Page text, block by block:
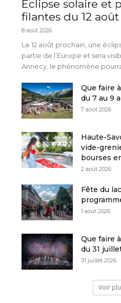
Éclipse solaire et
filantes du 12 août
8 août 2026
Le 12 août prochain, une
partie de l’Europe et sera
Annecy, le phénomène
Que faire
du 7 au 9
7 août 2026
Haute-
vide-
bourses
2 août 2026
Fête du
1 août 2026
Que faire
du 31
31 juillet 2026
Voir